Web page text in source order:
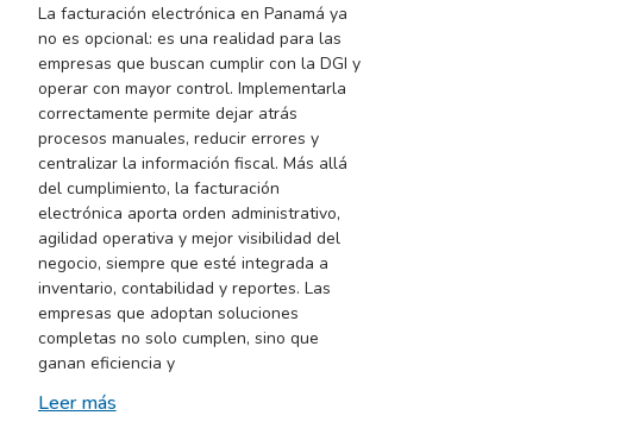
La facturación electrónica en Panamá ya
no es opcional: es una realidad para las
empresas que buscan cumplir con la DGI y
operar con mayor control. Implementarla
correctamente permite dejar atrás
procesos manuales, reducir errores y
centralizar la información fiscal. Más allá
del cumplimiento, la facturación
electrónica aporta orden administrativo,
agilidad operativa y mejor visibilidad del
negocio, siempre que esté integrada a
inventario, contabilidad y reportes. Las
empresas que adoptan soluciones
completas no solo cumplen, sino que
ganan eficiencia y
Leer más